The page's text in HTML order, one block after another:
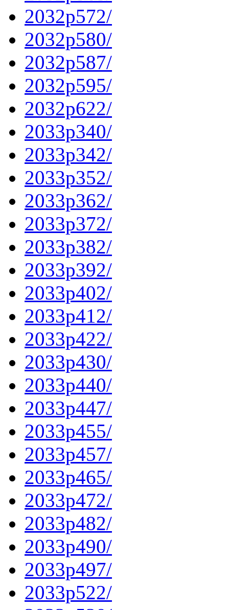
2032p572/
2032p580/
2032p587/
2032p595/
2032p622/
2033p340/
2033p342/
2033p352/
2033p362/
2033p372/
2033p382/
2033p392/
2033p402/
2033p412/
2033p422/
2033p430/
2033p440/
2033p447/
2033p455/
2033p457/
2033p465/
2033p472/
2033p482/
2033p490/
2033p497/
2033p522/